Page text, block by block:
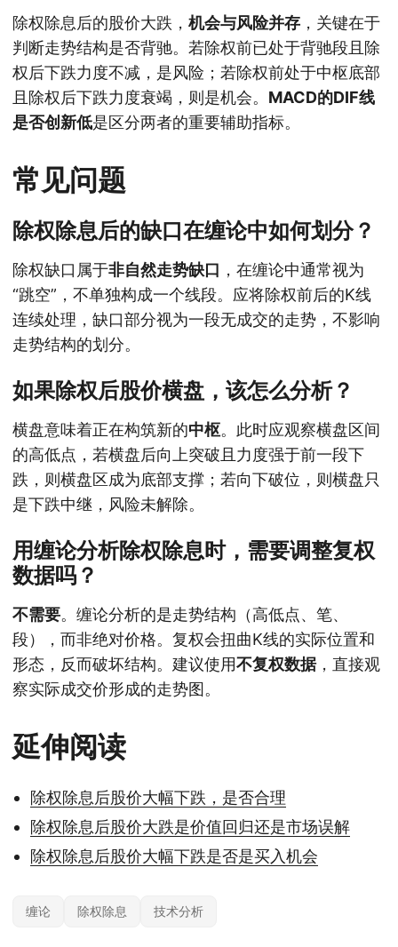
除权除息后的股价大跌， 机会与风险并存 ，关键在于
判断走势结构是否背驰。若除权前已处于背驰段且除
权后下跌力度不减，是风险；若除权前处于中枢底部
且除权后下跌力度衰竭，则是机会。 MACD的DIF线
是否创新低是区分两者的重要辅助指标。
常见问题
除权除息后的缺口在缠论中如何划分？
除权缺口属于非自然走势缺口 ，在缠论中通常视为
“跳空”，不单独构成一个线段。应将除权前后的K线
连续处理，缺口部分视为一段无成交的走势，不影响
走势结构的划分。
如果除权后股价横盘，该怎么分析？
横盘意味着正在构筑新的中枢。此时应观察横盘区间
的高低点，若横盘后向上突破且力度强于前一段下
跌，则横盘区成为底部支撑；若向下破位，则横盘只
是下跌中继，风险未解除。
用缠论分析除权除息时，需要调整复权
数据吗？
不需要。缠论分析的是走势结构（高低点、笔、
段），而非绝对价格。复权会扭曲K线的实际位置和
形态，反而破坏结构。建议使用不复权数据，直接观
察实际成交价形成的走势图。
延伸阅读
除权除息后股价大幅下跌，是否合理
除权除息后股价大跌是价值回归还是市场误解
除权除息后股价大幅下跌是否是买入机会
缠论 除权除息 技术分析